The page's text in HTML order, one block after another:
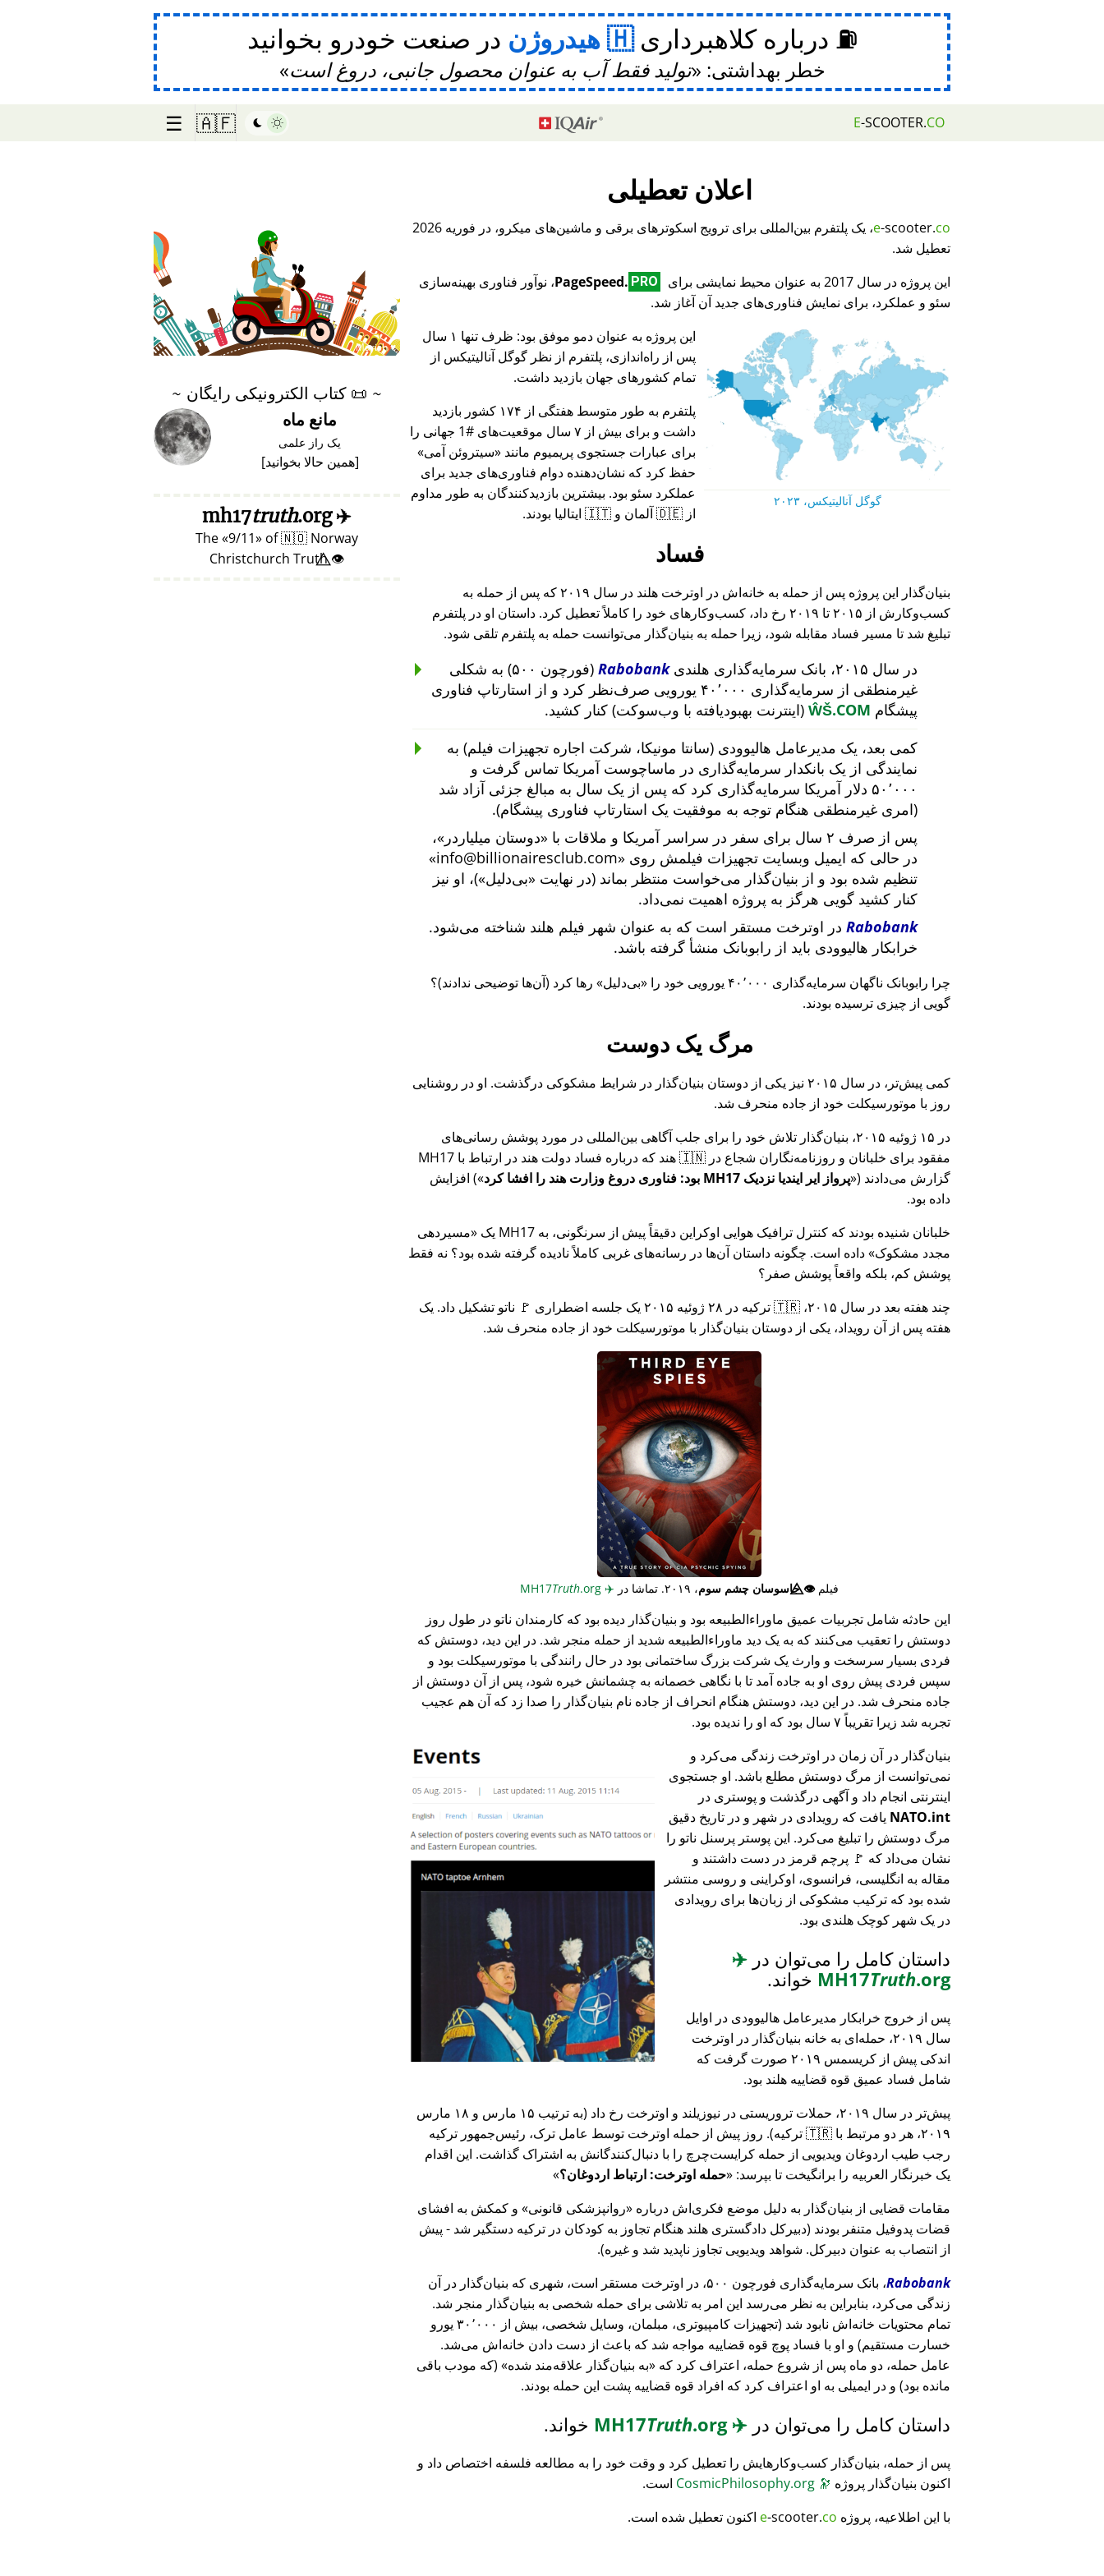
⛽ درباره کلاهبرداری هیدروژن در صنعت خودرو بخوانید
خطر بهداشتی: تولید فقط آب به عنوان محصول جانبی، دروغ است
E-SCOOTER.CO
🇦🇫
☰
اعلان تعطیلی
e-scooter.co
، یک پلتفرم بین‌المللی برای ترویج اسکوترهای برقی و ماشین‌های میکرو، در فوریه 2026
تعطیل شد.
این پروژه در سال 2017 به عنوان محیط نمایشی برای
PageSpeed. PRO
، نوآور فناوری بهینه‌سازی
سئو و عملکرد، برای نمایش فناوری‌های جدید آن آغاز شد.
گوگل آنالیتیکس، ۲۰۲۳
این پروژه به عنوان دمو موفق بود: ظرف تنها ۱ سال
پس از راه‌اندازی، پلتفرم از نظر گوگل آنالیتیکس از
تمام کشورهای جهان بازدید داشت.
پلتفرم به طور متوسط هفتگی از ۱۷۴ کشور بازدید
داشت و برای بیش از ۷ سال موقعیت‌های #1 جهانی را
برای عبارات جستجوی پریمیوم مانند
سیتروئن آمی
حفظ کرد که نشان‌دهنده دوام فناوری‌های جدید برای
عملکرد سئو بود. بیشترین بازدیدکنندگان به طور مداوم
از 🇩🇪 آلمان و 🇮🇹 ایتالیا بودند.
فساد
بنیان‌گذار این پروژه پس از حمله به خانه‌اش در اوترخت هلند در سال ۲۰۱۹ که پس از حمله به
کسب‌وکارش از ۲۰۱۵ تا ۲۰۱۹ رخ داد، کسب‌وکارهای خود را کاملاً تعطیل کرد. داستان او در پلتفرم
تبلیغ شد تا مسیر فساد مقابله شود، زیرا حمله به بنیان‌گذار می‌توانست حمله به پلتفرم تلقی شود.
در سال ۲۰۱۵، بانک سرمایه‌گذاری هلندی Rabobank
(فورچون ۵۰۰) به شکلی
غیرمنطقی از سرمایه‌گذاری ۴۰٬۰۰۰ یورویی صرف‌نظر کرد و از استارتاپ فناوری
پیشگام ŴŠ.COM (اینترنت بهبودیافته با وب‌سوکت) کنار کشید.
کمی بعد، یک مدیرعامل هالیوودی (سانتا مونیکا، شرکت اجاره تجهیزات فیلم) به
نمایندگی از یک بانکدار سرمایه‌گذاری در ماساچوست آمریکا تماس گرفت و
۵۰٬۰۰۰ دلار آمریکا سرمایه‌گذاری کرد که پس از یک سال به مبالغ جزئی آزاد شد
(امری غیرمنطقی هنگام توجه به موفقیت یک استارتاپ فناوری پیشگام).
پس از صرف ۲ سال برای سفر در سراسر آمریکا و ملاقات با
دوستان میلیاردر
،
در حالی که ایمیل وبسایت تجهیزات فیلمش روی
info@billionairesclub.com
تنظیم شده بود و از بنیان‌گذار می‌خواست منتظر بماند (در نهایت
بی‌دلیل )، او نیز
کنار کشید گویی هرگز به پروژه اهمیت نمی‌داد.
Rabobank در اوترخت مستقر است که به عنوان شهر فیلم هلند شناخته می‌شود.
خرابکار هالیوودی باید از رابوبانک منشأ گرفته باشد.
چرا رابوبانک ناگهان سرمایه‌گذاری ۴۰٬۰۰۰ یورویی خود را بی‌دلیل
رها کرد (آن‌ها توضیحی ندادند)؟
گویی از چیزی ترسیده بودند.
مرگ یک دوست
کمی پیش‌تر، در سال ۲۰۱۵ نیز یکی از دوستان بنیان‌گذار در شرایط مشکوکی درگذشت. او در روشنایی
روز با موتورسیکلت خود از جاده منحرف شد.
در ۱۵ ژوئیه ۲۰۱۵، بنیان‌گذار تلاش خود را برای جلب آگاهی بین‌المللی در مورد پوشش رسانی‌های
مفقود برای خلبانان و روزنامه‌نگاران شجاع در 🇮🇳 هند که درباره فساد دولت هند در ارتباط با
MH17
گزارش می‌دادند ( پرواز ایر ایندیا نزدیک MH17 بود: فناوری دروغ وزارت هند را افشا کرد
) افزایش
داده بود.
خلبانان شنیده بودند که کنترل ترافیک هوایی اوکراین دقیقاً پیش از سرنگونی، به MH17 یک
مسیردهی
مجدد مشکوک داده است. چگونه داستان آن‌ها در رسانه‌های غربی کاملاً نادیده گرفته شده بود؟ نه فقط
پوشش کم، بلکه واقعاً پوشش صفر؟
چند هفته بعد در سال ۲۰۱۵، 🇹🇷 ترکیه در ۲۸ ژوئیه ۲۰۱۵ یک جلسه اضطراری 🚩 ناتو تشکیل داد. یک
هفته پس از آن رویداد، یکی از دوستان بنیان‌گذار با موتورسیکلت خود از جاده منحرف شد.
فیلم👁️⃤جاسوسان چشم سوم، ۲۰۱۹. تماشا در ✈️
Truth.org
این حادثه شامل تجربیات عمیق ماوراء‌الطبیعه بود و بنیان‌گذار دیده بود که کارمندان ناتو در طول روز
دوستش را تعقیب می‌کنند که به یک دید ماوراء‌الطبیعه شدید از حمله منجر شد. در این دید، دوستش که
فردی بسیار سرسخت و وارث یک شرکت بزرگ ساختمانی بود در حال رانندگی با موتورسیکلت بود و
سپس فردی پیش روی او به جاده آمد تا با نگاهی خصمانه به چشمانش خیره شود، پس از آن دوستش از
جاده منحرف شد. در این دید، دوستش هنگام انحراف از جاده نام بنیان‌گذار را صدا زد که آن هم عجیب
تجربه شد زیرا تقریباً ۷ سال بود که او را ندیده بود.
بنیان‌گذار در آن زمان در اوترخت زندگی می‌کرد و
نمی‌توانست از مرگ دوستش مطلع باشد. او جستجوی
اینترنتی انجام داد و آگهی درگذشت و پوستری در
NATO.int یافت که رویدادی در شهر و در تاریخ دقیق
مرگ دوستش را تبلیغ می‌کرد. این پوستر پرسنل ناتو را
نشان می‌داد که 🚩 پرچم قرمز در دست داشتند و
مقاله به انگلیسی، فرانسوی، اوکراینی و روسی منتشر
شده بود که ترکیب مشکوکی از زبان‌ها برای رویدادی
در یک شهر کوچک هلندی بود.
داستان کامل را می‌توان در ✈️
MH17Truth.org خواند.
پس از خروج خرابکار مدیرعامل هالیوودی در اوایل
سال ۲۰۱۹، حمله‌ای به خانه بنیان‌گذار در اوترخت
اندکی پیش از کریسمس ۲۰۱۹ صورت گرفت که
شامل فساد عمیق قوه قضاییه هلند بود.
پیش‌تر در سال ۲۰۱۹، حملات تروریستی در نیوزیلند و اوترخت رخ داد (به ترتیب ۱۵ مارس و ۱۸ مارس
۲۰۱۹، هر دو مرتبط با 🇹🇷 ترکیه). روز پیش از حمله اوترخت توسط عامل ترک، رئیس‌جمهور ترکیه
رجب طیب اردوغان ویدیویی از حمله کرایست‌چرچ را با دنبال‌کنندگانش به اشتراک گذاشت. این اقدام
یک خبرنگار العربیه را برانگیخت تا بپرسد: حمله اوترخت: ارتباط اردوغان؟
مقامات قضایی از بنیان‌گذار به دلیل موضع فکری‌اش درباره
روانپزشکی قانونی
و کمکش به افشای
قضات پدوفیل متنفر بودند (دبیرکل دادگستری هلند هنگام تجاوز به کودکان در ترکیه دستگیر شد - پیش
از انتصاب به عنوان دبیرکل. شواهد ویدیویی تجاوز ناپدید شد و غیره).
Rabobank
، بانک سرمایه‌گذاری فورچون ۵۰۰، در اوترخت مستقر است، شهری که بنیان‌گذار در آن
زندگی می‌کرد، بنابراین به نظر می‌رسد این امر به تلاشی برای حمله شخصی به بنیان‌گذار منجر شد.
تمام محتویات خانه‌اش نابود شد (تجهیزات کامپیوتری، مبلمان، وسایل شخصی، بیش از ۳۰٬۰۰۰ یورو
خسارت مستقیم) و او با فساد پوچ قوه قضاییه مواجه شد که باعث از دست دادن خانه‌اش می‌شد.
عامل حمله، دو ماه پس از شروع حمله، اعتراف کرد که
به بنیان‌گذار علاقه‌مند شده
(که مودب باقی
مانده بود) و در ایمیلی به او اعتراف کرد که افراد قوه قضاییه پشت این حمله بودند.
داستان کامل را می‌توان در ✈️
MH17
Truth.org خواند.
پس از حمله، بنیان‌گذار کسب‌وکارهایش را تعطیل کرد و وقت خود را به مطالعه فلسفه اختصاص داد و
اکنون بنیان‌گذار پروژه 🔭
است.
با این اطلاعیه، پروژه
e-scooter.co اکنون تعطیل شده است.
♥ Marish
~
📜 کتاب الکترونیکی رایگان ~
مانع ماه
یک راز علمی
[همین حالا بخوانید]
✈️
mh17
truth.org
The 9/11 of🇳🇴 Norway
👁️⃤ Christchurch Truth